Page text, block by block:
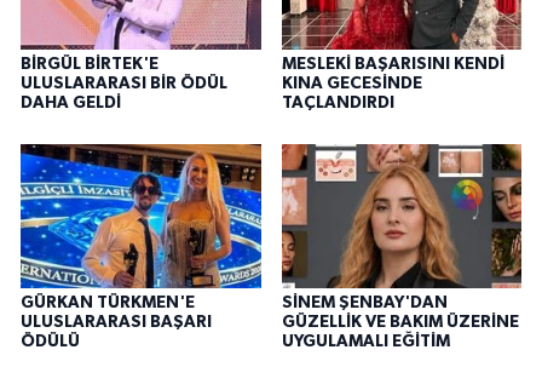
BİRGÜL BİRTEK'E
ULUSLARARASI BİR ÖDÜL
DAHA GELDİ
MESLEKİ BAŞARISINI KENDİ
KINA GECESİNDE
TAÇLANDIRDI
GÜRKAN TÜRKMEN'E
ULUSLARARASI BAŞARI
ÖDÜLÜ
SİNEM ŞENBAY'DAN
GÜZELLİK VE BAKIM ÜZERİNE
UYGULAMALI EĞİTİM